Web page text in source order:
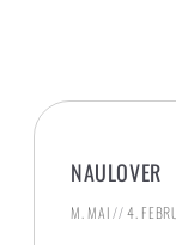
NAULOVER
M. MAI 4.